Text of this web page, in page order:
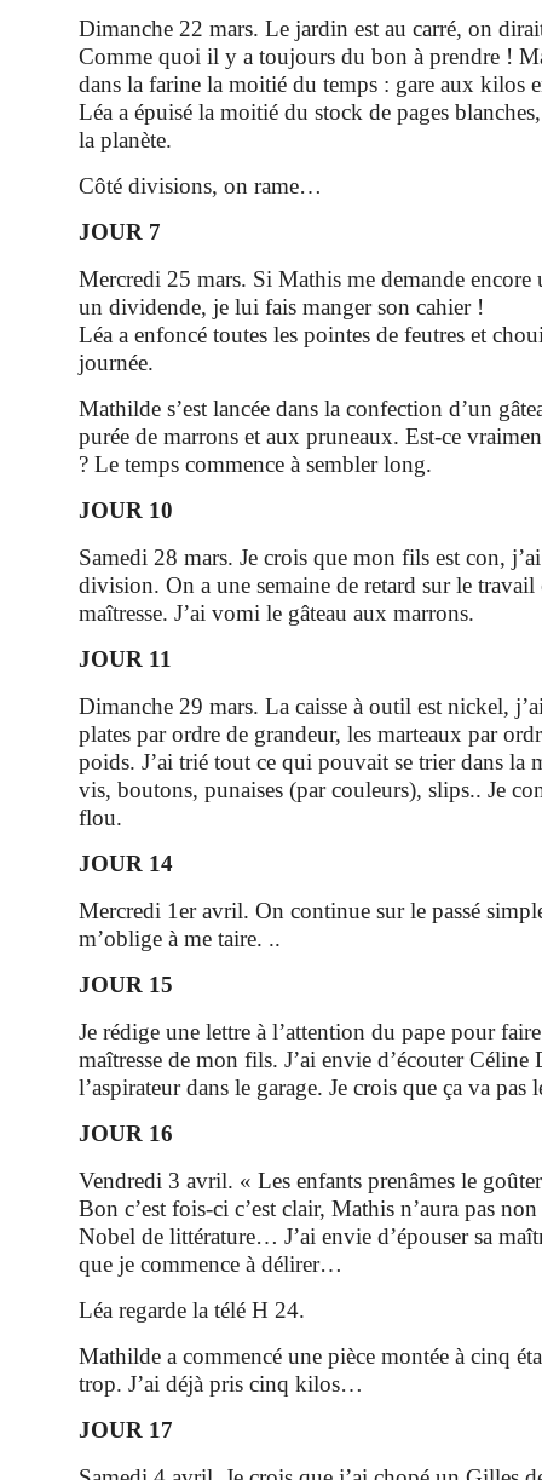
Dimanche 22 mars. Le jardin est au carré, on
Comme quoi il y a toujours du bon à prendre !
dans la farine la moitié du temps : gare aux kilos
Léa a épuisé la moitié du stock de pages
la planète.
Côté divisions, on rame…
JOUR 7
Mercredi 25 mars. Si Mathis me demande encore
un dividende, je lui fais manger son cahier !
Léa a enfoncé toutes les pointes de feutres et
journée.
Mathilde s’est lancée dans la confection d’un
purée de marrons et aux pruneaux. Est-ce
? Le temps commence à sembler long.
JOUR 10
Samedi 28 mars. Je crois que mon fils est con,
division. On a une semaine de retard sur le
maîtresse. J’ai vomi le gâteau aux marrons.
JOUR 11
Dimanche 29 mars. La caisse à outil est nickel,
plates par ordre de grandeur, les marteaux par
poids. J’ai trié tout ce qui pouvait se trier dans la
vis, boutons, punaises (par couleurs), slips.. Je
flou.
JOUR 14
Mercredi 1er avril. On continue sur le passé
m’oblige à me taire. ..
JOUR 15
Je rédige une lettre à l’attention du pape pour
maîtresse de mon fils. J’ai envie d’écouter Céline
l’aspirateur dans le garage. Je crois que ça va pas
JOUR 16
Vendredi 3 avril. « Les enfants prenâmes le
Bon c’est fois-ci c’est clair, Mathis n’aura pas
Nobel de littérature… J’ai envie d’épouser sa
que je commence à délirer…
Léa regarde la télé H 24.
Mathilde a commencé une pièce montée à cinq
trop. J’ai déjà pris cinq kilos…
JOUR 17